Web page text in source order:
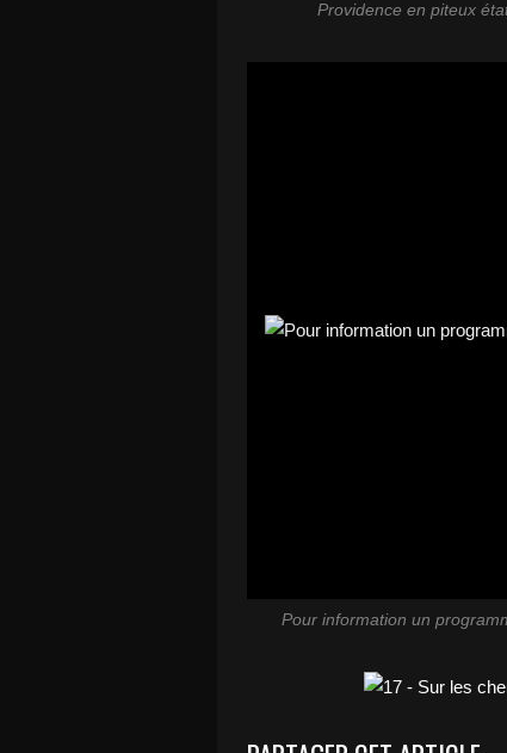
Providence en piteux
Pour information un